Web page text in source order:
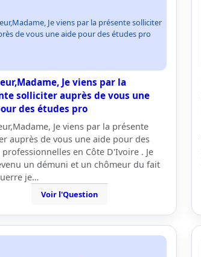
Je viens par la présente solliciter
de vous une aide pour des études pro
Je viens par la
solliciter auprès de vous une
des études pro
Je viens par la présente
auprès de vous une aide pour des
en Côte D'Ivoire . Je
un démuni et un chômeur du fait
je…
Voir l'Question